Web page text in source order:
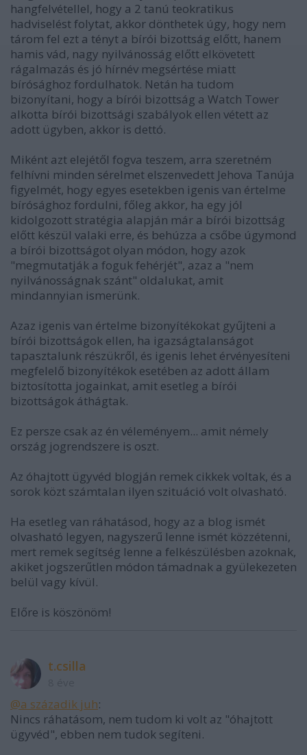
hangfelvétellel, hogy a 2 tanú teokratikus
hadviselést folytat, akkor dönthetek úgy, hogy nem
tárom fel ezt a tényt a bírói bizottság előtt, hanem
hamis vád, nagy nyilvánosság előtt elkövetett
rágalmazás és jó hírnév megsértése miatt
bírósághoz fordulhatok. Netán ha tudom
bizonyítani, hogy a bírói bizottság a Watch Tower
alkotta bírói bizottsági szabályok ellen vétett az
adott ügyben, akkor is dettó.
Miként azt elejétől fogva teszem, arra szeretném
felhívni minden sérelmet elszenvedett Jehova Tanúja
figyelmét, hogy egyes esetekben igenis van értelme
bírósághoz fordulni, főleg akkor, ha egy jól
kidolgozott stratégia alapján már a bírói bizottság
előtt készül valaki erre, és behúzza a csőbe úgymond
a bírói bizottságot olyan módon, hogy azok
"megmutatják a foguk fehérjét", azaz a "nem
nyilvánosságnak szánt" oldalukat, amit
mindannyian ismerünk.
Azaz igenis van értelme bizonyítékokat gyűjteni a
bírói bizottságok ellen, ha igazságtalanságot
tapasztalunk részükről, és igenis lehet érvényesíteni
megfelelő bizonyítékok esetében az adott állam
biztosította jogainkat, amit esetleg a bírói
bizottságok áthágtak.
Ez persze csak az én véleményem... amit némely
ország jogrendszere is oszt.
Az óhajtott ügyvéd blogján remek cikkek voltak, és a
sorok közt számtalan ilyen szituáció volt olvasható.
Ha esetleg van ráhatásod, hogy az a blog ismét
olvasható legyen, nagyszerű lenne ismét közzétenni,
mert remek segítség lenne a felkészülésben azoknak,
akiket jogszerűtlen módon támadnak a gyülekezeten
belül vagy kívül.
Előre is köszönöm!
t.csilla
@a századik juh:
Nincs ráhatásom, nem tudom ki volt az "óhajtott
ügyvéd", ebben nem tudok segíteni.